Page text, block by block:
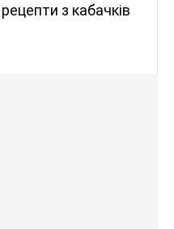
з кабачків